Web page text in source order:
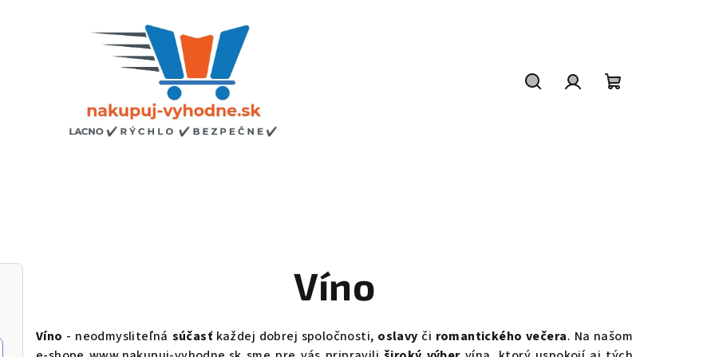
Víno
Víno - neodmysliteľná súčasťkaždej dobrej spoločnosti, oslavy či romantického večera. Na našom